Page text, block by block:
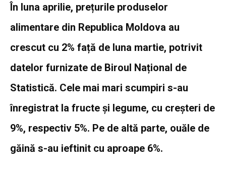
În luna aprilie, prețurile produselor
alimentare din Republica Moldova au
crescut cu 2% față de luna martie, potrivit
datelor furnizate de Biroul Național de
Statistică. Cele mai mari scumpiri s-au
înregistrat la fructe și legume, cu creșteri de
9%, respectiv 5%. Pe de altă parte, ouăle de
găină s-au ieftinit cu aproape 6%.